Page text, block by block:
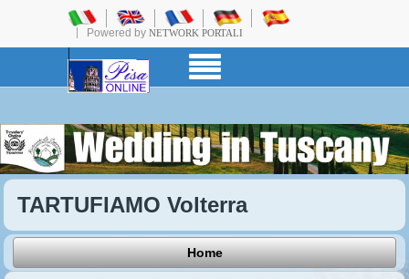
Powered by NETWORK PORTALI
TARTUFIAMO Volterra
Home